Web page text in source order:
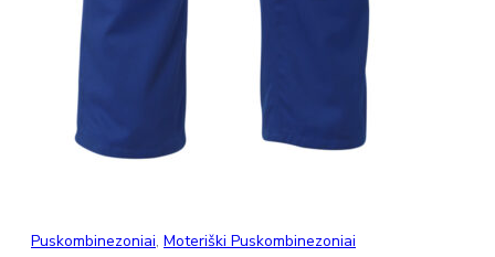
Puskombinezoniai, Moteriški Puskombinezoniai